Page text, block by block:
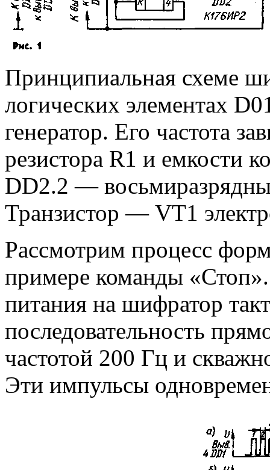
Принципиальная схеме
логических элементах
генератор. Его частота
резистора R1 и емкости
DD2.2 —
Транзистор — VT1
Рассмотрим процесс
примере команды
питания на шифратор
последовательность
частотой 200 Гц и
Эти импульсы